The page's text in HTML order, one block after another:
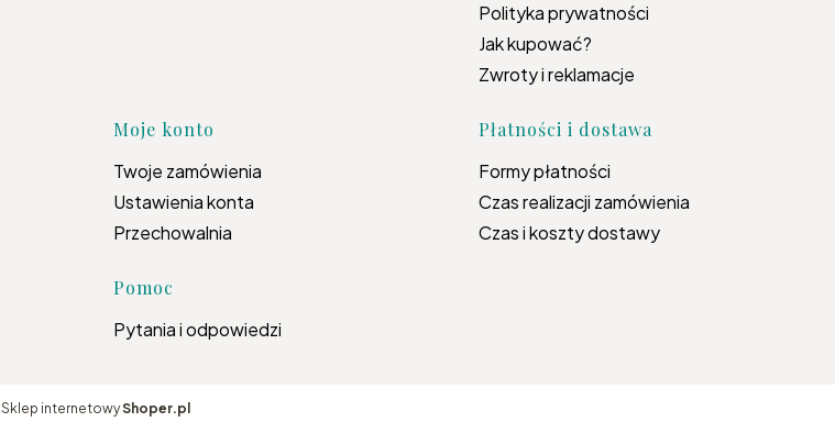
Polityka prywatności
Jak kupować?
Zwroty i reklamacje
Moje konto
Twoje zamówienia
Ustawienia konta
Przechowalnia
Płatności i dostawa
Formy płatności
Czas realizacji zamówienia
Czas i koszty dostawy
Pomoc
Pytania i odpowiedzi
Sklep internetowyShoper.pl